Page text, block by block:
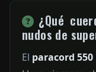
¿Qué
nudos de
El paracord 550